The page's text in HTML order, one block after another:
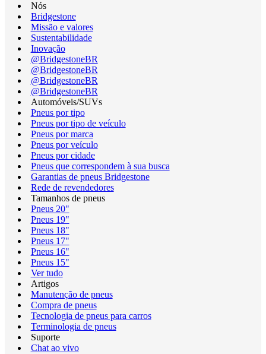
Nós
Bridgestone
Missão e valores
Sustentabilidade
Inovação
@BridgestoneBR
@BridgestoneBR
@BridgestoneBR
@BridgestoneBR
Automóveis/SUVs
Pneus por tipo
Pneus por tipo de veículo
Pneus por marca
Pneus por veículo
Pneus por cidade
Pneus que correspondem à sua busca
Garantias de pneus Bridgestone
Rede de revendedores
Tamanhos de pneus
Pneus 20"
Pneus 19"
Pneus 18"
Pneus 17"
Pneus 16"
Pneus 15"
Ver tudo
Artigos
Manutenção de pneus
Compra de pneus
Tecnologia de pneus para carros
Terminologia de pneus
Suporte
Chat ao vivo